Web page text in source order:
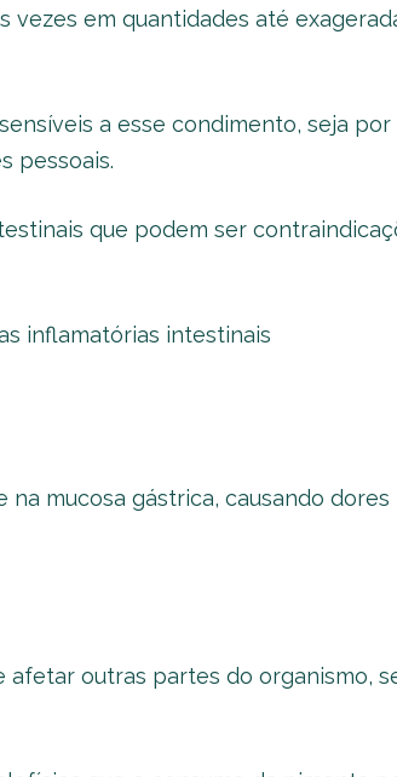
vezes em quantidades até
a esse condimento, seja por
pessoais.
que podem ser
inflamatórias intestinais
mucosa gástrica, causando dores
outras partes do organismo,